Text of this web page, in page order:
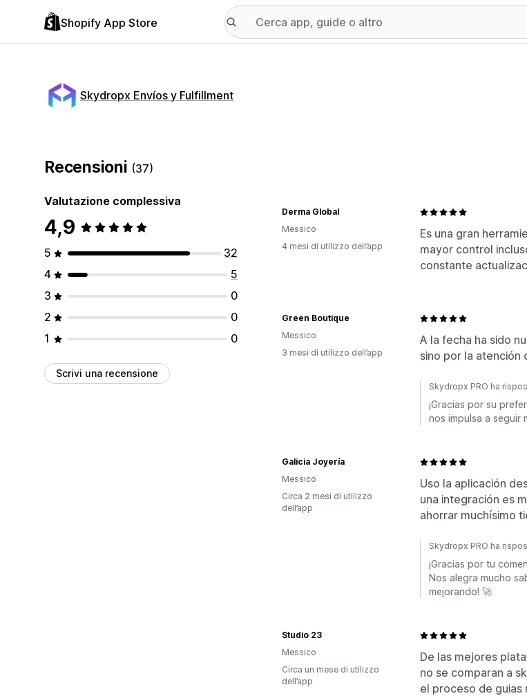
Shopify App Store
Skydropx Envíos y Fulfillment
Recensioni (37)
Valutazione complessiva
4,9
5
32
4
5
3
0
2
0
1
0
Scrivi una recensione
Es una gran
mayor control
constante
Derma Global
Messico
4 mesi di utilizzo dell’app
A la fecha ha sido
sino por la atención
Green Boutique
Messico
3 mesi di utilizzo dell’app
Skydropx PRO ha
¡Gracias por su
nos impulsa a seguir
Uso la aplicación
una integración es
ahorrar muchísimo
Galicia Joyería
Messico
Circa 2 mesi di utilizzo
dell’app
Skydropx PRO ha
¡Gracias por tu
Nos alegra mucho
mejorando! 🚀
De las mejores
no se comparan a
el proceso de guias
Studio 23
Messico
Circa un mese di utilizzo
dell’app